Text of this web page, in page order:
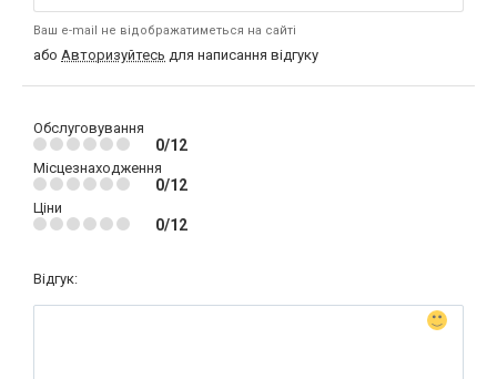
Ваш e-mail не відображатиметься на сайті
або Авторизуйтесь для написання відгуку
Обслуговування
0/12
Місцезнаходження
0/12
Ціни
0/12
Відгук: